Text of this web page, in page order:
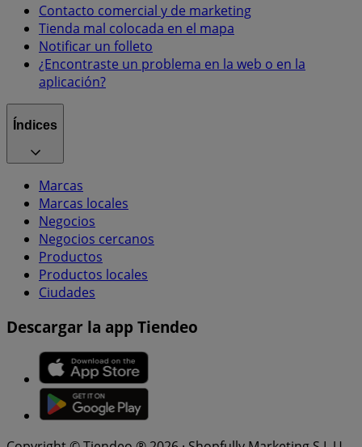
Contacto comercial y de marketing
Tienda mal colocada en el mapa
Notificar un folleto
¿Encontraste un problema en la web o en la
aplicación?
Índices
Marcas
Marcas locales
Negocios
Negocios cercanos
Productos
Productos locales
Ciudades
Descargar la app Tiendeo